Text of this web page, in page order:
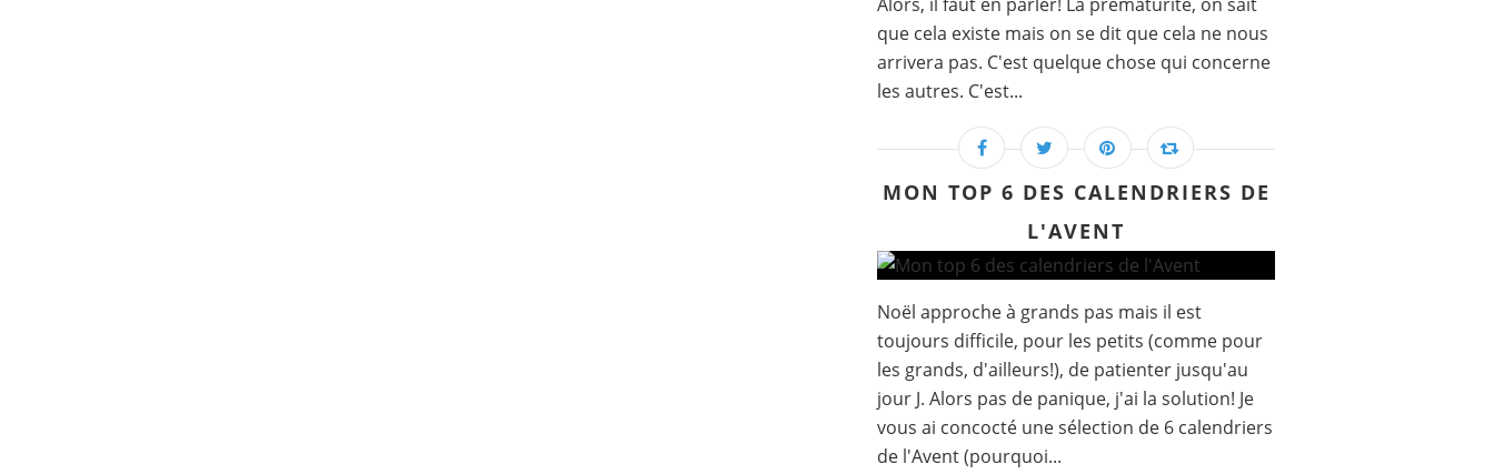
que cela existe mais on se dit que cela ne nous
arrivera pas. C'est quelque chose qui concerne
les autres. C'est...
MON TOP 6 DES CALENDRIERS DE
L'AVENT
Noël approche à grands pas mais il est
toujours difficile, pour les petits (comme pour
les grands, d'ailleurs!), de patienter jusqu'au
jour J. Alors pas de panique, j'ai la solution! Je
vous ai concocté une sélection de 6 calendriers
de l'Avent (pourquoi...